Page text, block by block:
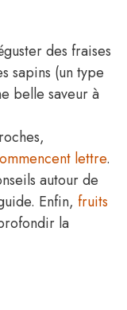
des fraises
sapins (un type
belle saveur à
lettre.
autour de
Enfin, fruits
la